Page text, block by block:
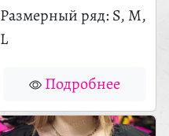
Размерный ряд: S, M,
L
Подробнее